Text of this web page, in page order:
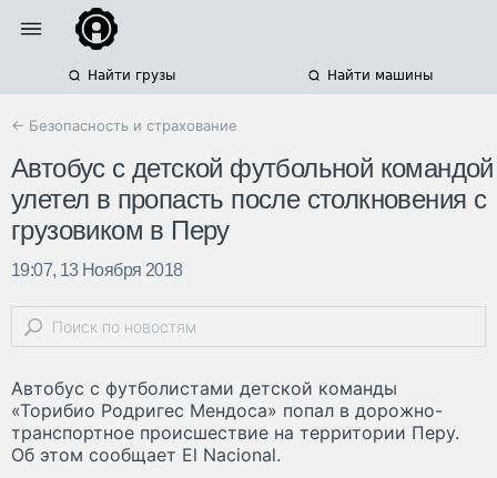
Найти грузы Найти машины
← Безопасность и страхование
Автобус с детской футбольной командой
улетел в пропасть после столкновения с
грузовиком в Перу
19:07, 13 Ноября 2018
Автобус с футболистами детской команды
«Торибио Родригес Мендоса» попал в дорожно-
транспортное происшествие на территории Перу.
Об этом сообщает El Nacional.